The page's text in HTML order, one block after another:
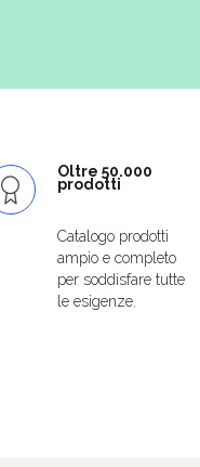
Oltre 50.000
prodotti
Catalogo prodotti
ampio e completo
per soddisfare tutte
le esigenze.